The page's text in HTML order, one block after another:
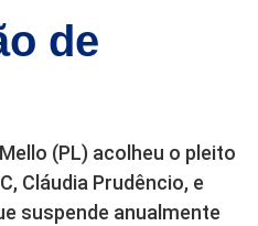
de
(PL) acolheu o pleito
Cláudia Prudêncio, e
suspende anualmente